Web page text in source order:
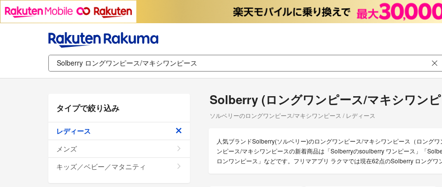
Solberry (ロングワンピース/マキシワン
ソルベリーのロングワンピース/マキシワンピース / レディース
人気ブランドSolberry(ソルベリー)のロングワンピース/マキシワンピース（ロング
ンピース/マキシワンピースの新着商品は「Solberryのsoulberry ワンピース」「
ロンワンピース」などです。フリマアプリ ラクマでは現在62点のSolberry ロング
タイプで絞り込み
レディース
メンズ
キッズ／ベビー／マタニティ